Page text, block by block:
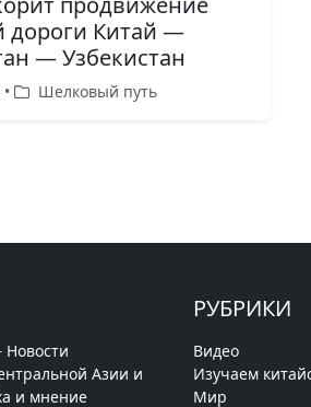
дороги Китай —
— Узбекистан
Шелковый путь
Новости
Азии и
и мнение
РУБРИКИ
Видео
Изучаем
Мир